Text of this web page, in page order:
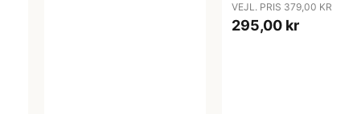
VEJL. PRIS 379,00 KR
295,00 kr